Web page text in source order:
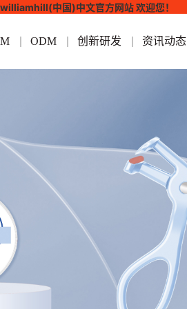
中国)中文官方网站 欢迎您！
ODM 创新研发 资讯动态